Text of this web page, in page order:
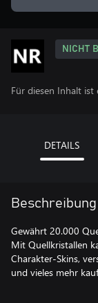
NICHT
Für diesen Inhalt ist
DETAILS
Beschreibung
Gewährt 20.000
Mit Quellkristallen
Charakter-Skins,
und vieles mehr